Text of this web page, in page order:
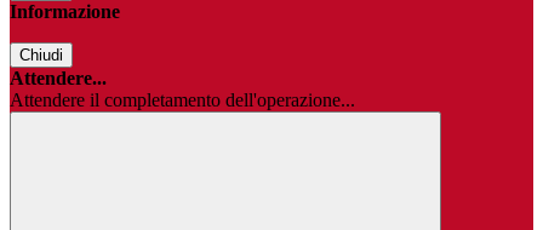
Informazione
Chiudi
Attendere...
Attendere il completamento dell'operazione...